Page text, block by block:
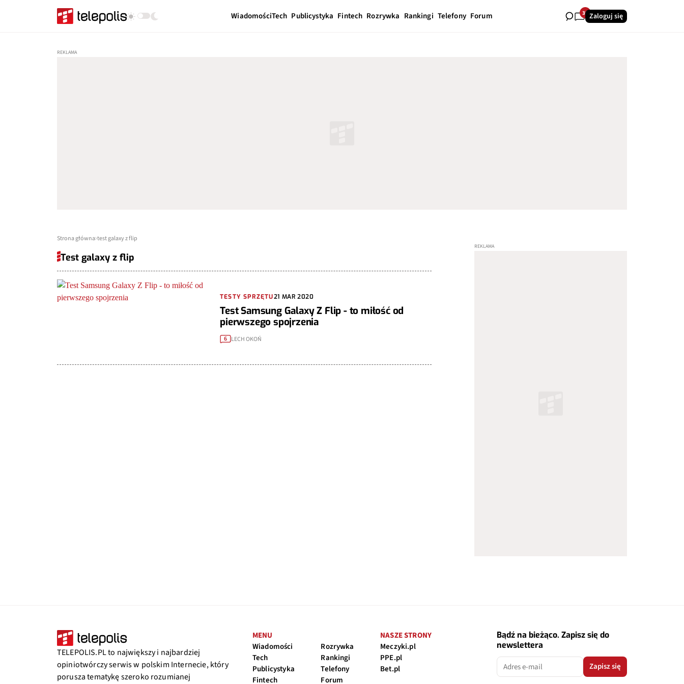
WiadomościTech Publicystyka Fintech Rozrywka Rankingi Telefony Forum 39Zaloguj się
Strona główna test galaxy z flip
Test galaxy z flip
TESTY SPRZĘTU21 MAR 2020
Test Samsung Galaxy Z Flip - to miłość od
pierwszego spojrzenia
6 LECH OKOŃ
TELEPOLIS.PL to największy i najbardziej
opiniotwórczy serwis w polskim Internecie, który
porusza tematykę szeroko rozumianej
MENU
Wiadomości
Tech
Publicystyka
Fintech
Rozrywka
Rankingi
Telefony
Forum
NASZE STRONY
Meczyki.pl
PPE.pl
Bet.pl
Bądź na bieżąco. Zapisz się do
newslettera
Zapisz się